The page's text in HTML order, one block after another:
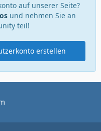
auf unserer Seite?
und nehmen Sie an
teil!
erstellen